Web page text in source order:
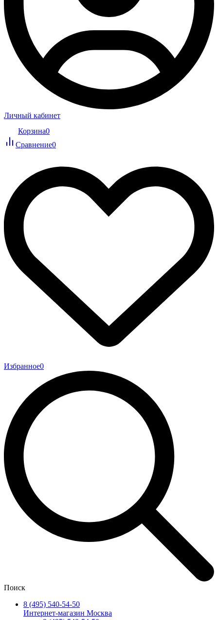
Личный кабинет
Корзина0
Сравнение0
Избранное0
Поиск
8 (495) 540-54-50
Интернет-магазин Москва